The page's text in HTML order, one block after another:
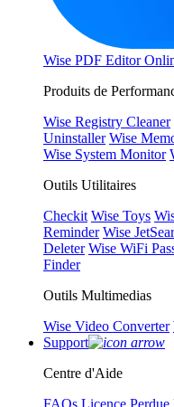
Wise PDF Editor
Produits de
Wise Registry Cleaner
Uninstaller Wise
Wise System Monitor
Outils Utilitaires
Checkit Wise Toys
Reminder Wise
Deleter Wise WiFi
Finder
Outils Multimedias
Wise Video Converter
Support
Centre d'Aide
FAQs Licence Perdue